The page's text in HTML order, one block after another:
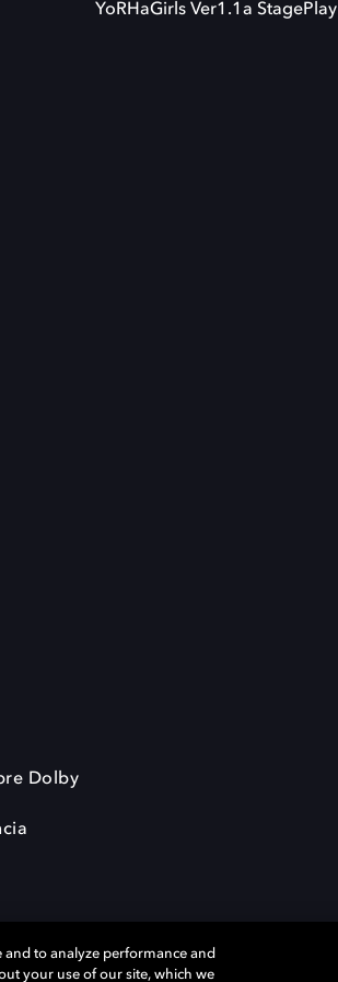
YoRHaGirls Ver1.1a StagePlay
Dolby
to analyze performance and
your use of our site, which we